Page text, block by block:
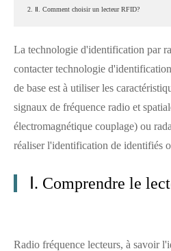
2. Ⅱ. Comment choisir un lecteur RFID?
La technologie d'identification par
contacter technologie
de base est à utiliser les
signaux de fréquence radio et
électromagnétique couplage) ou
réaliser l'identification de identifiés
Ⅰ. Comprendre le
Radio fréquence lecteurs, à savoir